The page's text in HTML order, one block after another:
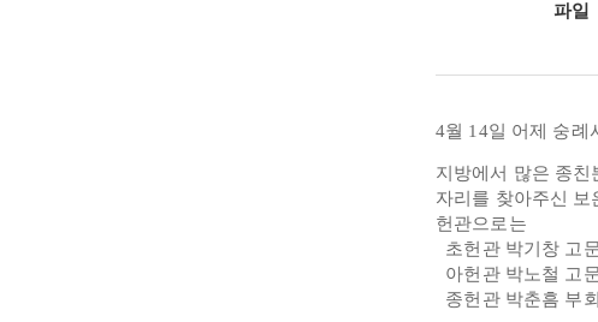
파일
4월 14일 어제 숭례
지방에서 많은 종친
자리를 찾아주신
헌관으로는
초헌관 박기창 고
아헌관 박노철 고
종헌관 박춘흠 부